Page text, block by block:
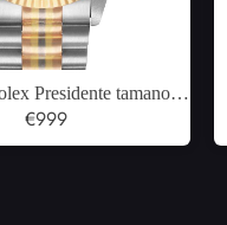
Presidente tamano
oro blanco amarillo
€999